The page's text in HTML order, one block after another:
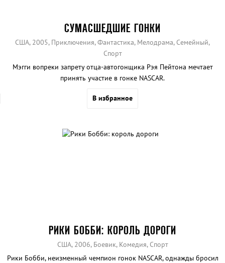
СУМАСШЕДШИЕ ГОНКИ
США, 2005, Приключения, Фантастика, Мелодрама, Семейный,
Спорт
Мэгги вопреки запрету отца-автогонщика Рэя Пейтона мечтает
принять участие в гонке NASCAR.
В избранное
РИКИ БОББИ: КОРОЛЬ ДОРОГИ
США, 2006, Боевик, Комедия, Спорт
Рики Бобби, неизменный чемпион гонок NASCAR, однажды бросил